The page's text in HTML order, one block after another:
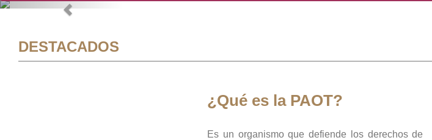
Previous
DESTACADOS
¿Qué es la PAOT?
Es un organismo que defiende los derechos de